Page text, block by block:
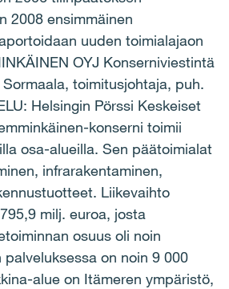
2008 ensimmäinen
uuden toimialajaon
OYJ Konserniviestintä
toimitusjohtaja, puh.
Helsingin Pörssi Keskeiset
konserni toimii
osa-alueilla. Sen päätoimialat
infrarakentaminen,
Liikevaihto
milj. euroa, josta
osuus oli noin
palveluksessa on noin 9 000
alue on Itämeren ympäristö,